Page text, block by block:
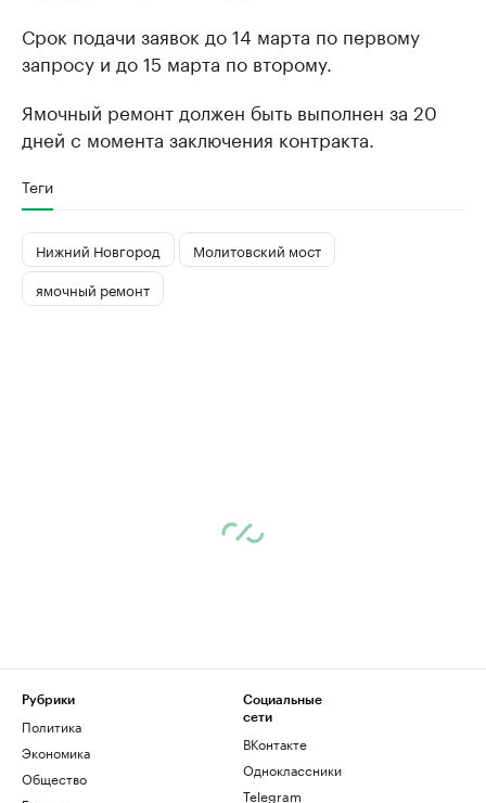
Срок подачи заявок до 14 марта по первому
запросу и до 15 марта по второму.
Ямочный ремонт должен быть выполнен за 20
дней с момента заключения контракта.
Теги
Нижний Новгород
Молитовский мост
ямочный ремонт
Рубрики
Политика
Экономика
Общество
Социальные
сети
ВКонтакте
Одноклассники
Telegram